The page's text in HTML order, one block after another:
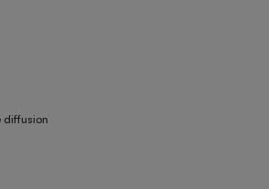
diffusion